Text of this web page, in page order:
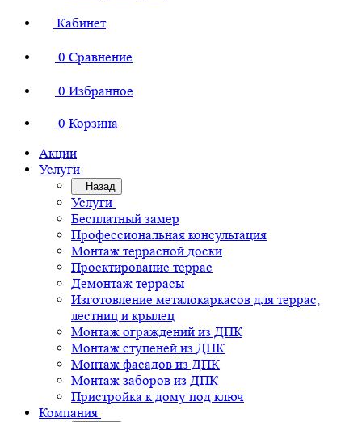
Кабинет
0 Сравнение
0 Избранное
0 Корзина
Акции
Услуги
Назад
Услуги
Бесплатный замер
Профессиональная консультация
Монтаж террасной доски
Проектирование террас
Демонтаж террасы
Изготовление металокаркасов для террас,
лестниц и крылец
Монтаж ограждений из ДПК
Монтаж ступеней из ДПК
Монтаж фасадов из ДПК
Монтаж заборов из ДПК
Пристройка к дому под ключ
Компания